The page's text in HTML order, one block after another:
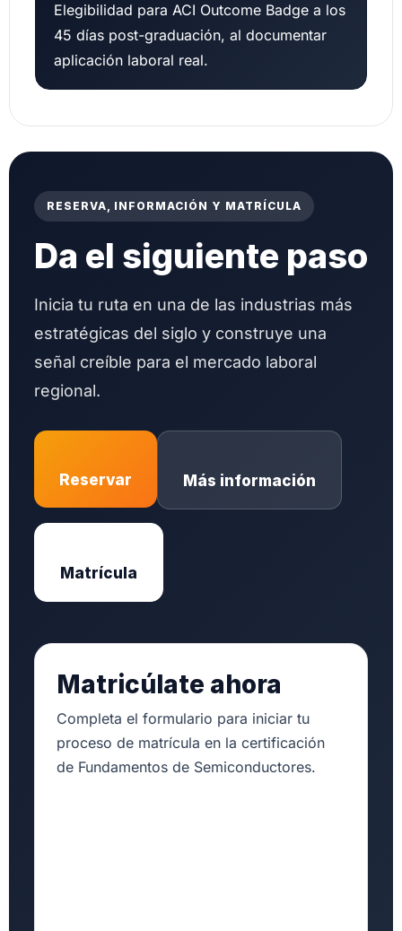
Elegibilidad para ACI Outcome Badge a los
45 días post-graduación, al documentar
aplicación laboral real.
RESERVA, INFORMACIÓN Y MATRÍCULA
Da el siguiente paso
Inicia tu ruta en una de las industrias más
estratégicas del siglo y construye una
señal creíble para el mercado laboral
regional.
Reservar Más información
Matrícula
Matricúlate ahora
Completa el formulario para iniciar tu
proceso de matrícula en la certificación
de Fundamentos de Semiconductores.